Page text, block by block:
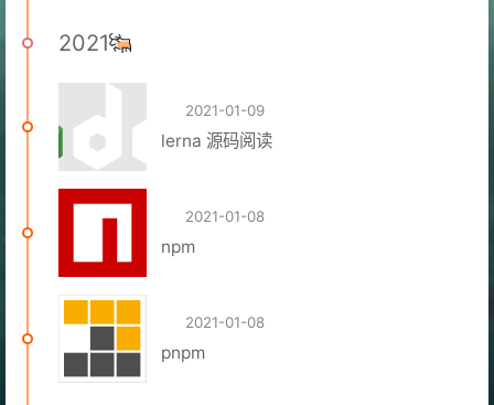
2021
2021-01-09
lerna 源码阅读
2021-01-08
npm
2021-01-08
pnpm